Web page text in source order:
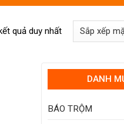
quả duy nhất
DANH
BÁO TRỘM